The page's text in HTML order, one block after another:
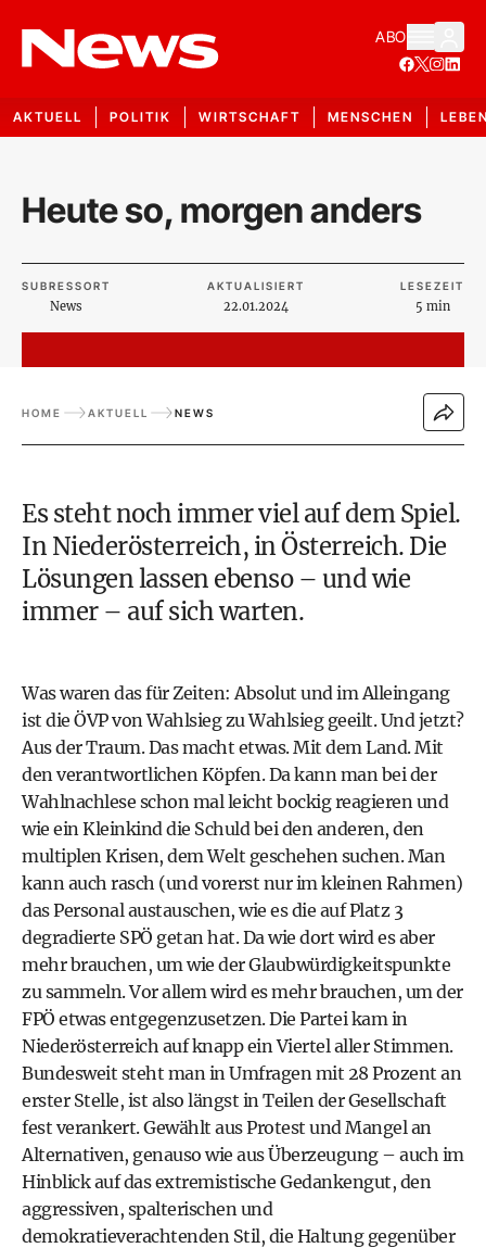
ABO
AKTUELL POLITIK WIRTSCHAFT MENSCHEN
Heute so, morgen anders
SUBRESSORT
News
AKTUALISIERT
22.01.2024
LESEZEIT
5 min
HOME AKTUELL NEWS
Es steht noch immer viel auf dem Spiel.
In Niederösterreich, in Österreich. Die
Lösungen lassen ebenso – und wie
immer – auf sich warten.
Was waren das für Zeiten: Absolut und im Alleingang
ist die ÖVP von Wahlsieg zu Wahlsieg geeilt. Und jetzt?
Aus der Traum. Das macht etwas. Mit dem Land. Mit
den verantwortlichen Köpfen. Da kann man bei der
Wahlnachlese schon mal leicht bockig reagieren und
wie ein Kleinkind die Schuld bei den anderen, den
multiplen Krisen, dem Welt geschehen suchen. Man
kann auch rasch (und vorerst nur im kleinen Rahmen)
das Personal austauschen, wie es die auf Platz 3
degradierte SPÖ getan hat. Da wie dort wird es aber
mehr brauchen, um wie der Glaubwürdigkeitspunkte
zu sammeln. Vor allem wird es mehr brauchen, um der
FPÖ etwas entgegenzusetzen. Die Partei kam in
Niederösterreich auf knapp ein Viertel aller Stimmen.
Bundesweit steht man in Umfragen mit 28 Prozent an
erster Stelle, ist also längst in Teilen der Gesellschaft
fest verankert. Gewählt aus Protest und Mangel an
Alternativen, genauso wie aus Überzeugung – auch im
Hinblick auf das extremistische Gedankengut, den
aggressiven, spalterischen und
demokratieverachtenden Stil, die Haltung gegenüber